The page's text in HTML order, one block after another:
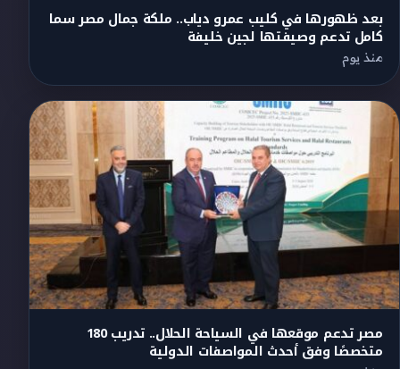
بعد ظهورها في كليب عمرو دياب.. ملكة جمال مصر سما
كامل تدعم وصيفتها لجين خليفة
منذ يوم
مصر تدعم موقعها في السياحة الحلال.. تدريب 180
متخصصًا وفق أحدث المواصفات الدولية